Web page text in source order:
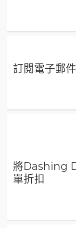
訂閱電子郵
將Dashing
單折扣